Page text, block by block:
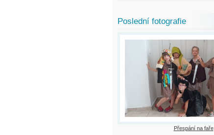
Poslední fotografie
Přespání na faře